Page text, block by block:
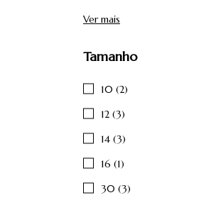
Ver mais
Tamanho
10 (2)
12 (3)
14 (3)
16 (1)
30 (3)